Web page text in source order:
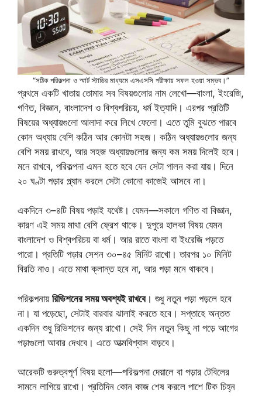
“সঠিক পরিকল্পনা ও স্মার্ট স্টাডির মাধ্যমে এসএসসি পরীক্ষায় সফল হওয়া সম্ভব।”
প্রথমে একটি খাতায় তোমার সব বিষয়গুলোর নাম লেখো—বাংলা, ইংরেজি,
গণিত, বিজ্ঞান, বাংলাদেশ ও বিশ্বপরিচয়, ধর্ম ইত্যাদি। এরপর প্রতিটি
বিষয়ের অধ্যায়গুলো আলাদা করে লিখে ফেলো। এতে তুমি বুঝতে পারবে
কোন অধ্যায় বেশি কঠিন আর কোনটা সহজ। কঠিন অধ্যায়গুলোর জন্য
বেশি সময় রাখবে, আর সহজ অধ্যায়গুলোর জন্য কম সময় দিলেই হবে।
মনে রাখবে, পরিকল্পনা এমন হতে হবে যেন সেটা পালন করা যায়। দিনে
২০ ঘণ্টা পড়ার প্ল্যান করলে সেটা কোনো কাজেই আসবে না।
একদিনে ৩–৪টি বিষয় পড়াই যথেষ্ট। যেমন—সকালে গণিত বা বিজ্ঞান,
কারণ এই সময় মাথা বেশি ফ্রেশ থাকে। দুপুরে হালকা বিষয় যেমন
বাংলাদেশ ও বিশ্বপরিচয় বা ধর্ম। আর রাতে বাংলা বা ইংরেজি পড়তে
পারো। প্রতিটি পড়ার সেশন ৩০–৪৫ মিনিট রাখো। তারপর ১০ মিনিট
বিরতি নাও। এতে মাথা ক্লান্ত হবে না, আর পড়া মনে থাকবে।
পরিকল্পনায় রিভিশনের সময় অবশ্যই রাখবে। শুধু নতুন পড়া পড়লে হবে
না। যা পড়েছো, সেটাই বারবার ঝালাই করতে হবে। সপ্তাহে অন্তত
একদিন শুধু রিভিশনের জন্য রাখো। সেই দিন নতুন কিছু না পড়ে আগের
পড়াগুলো আবার দেখবে। এতে আত্মবিশ্বাস বাড়বে।
আরেকটি গুরুত্বপূর্ণ বিষয় হলো—পরিকল্পনা দেয়ালে বা পড়ার টেবিলের
সামনে লাগিয়ে রাখো। প্রতিদিন কোন কাজ শেষ করলে পাশে টিক চিহ্ন